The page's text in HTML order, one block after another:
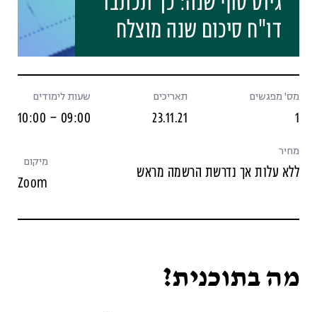
דו"ח סיכום שנה מוצלח
מס' מפגשים
1
תאריכים
23.11.21
שעות לימודים
09:00 – 10:00
מחיר
ללא עלות אך נדרשת הרשמה מראש מיקום
Zoom
מה בתוכנית?